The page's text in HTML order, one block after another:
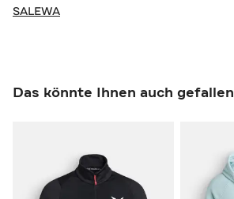
SALEWA
Das könnte Ihnen auch gefallen